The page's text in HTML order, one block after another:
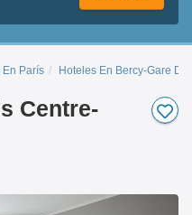
En París Hoteles En Bercy-Gare De
Centre-